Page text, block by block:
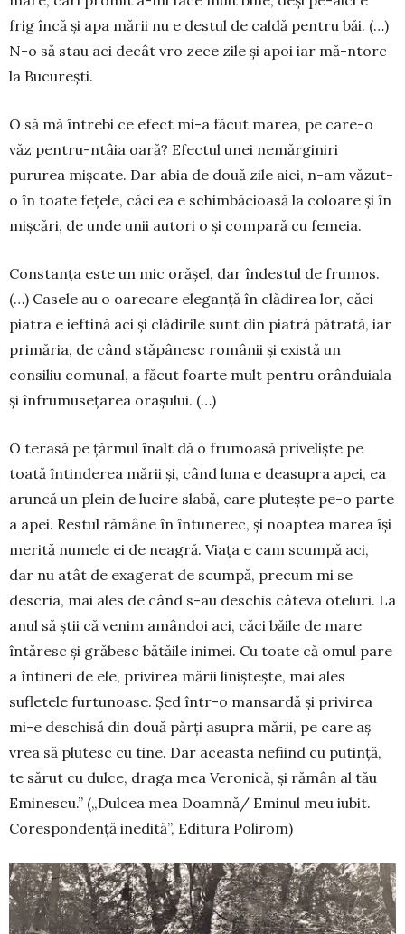
frig încă şi apa mării nu e destul de caldă pentru băi. (…)
N-o să stau aci decât vro zece zile şi apoi iar mă-ntorc
la Bucureşti.
O să mă întrebi ce efect mi-a făcut marea, pe ca­re-o
văz pentru-ntâia oară? Efectul unei ne­măr­gi­niri
pururea mișcate. Dar abia de do­uă zile aici, n-am văzut-
o în toate fețele, căci ea e schimbă­cioa­să la coloare și în
miș­cări, de unde unii autori o și compară cu femeia.
Constanța este un mic orășel, dar în­des­­tul de frumos.
(…) Casele au o oare­ca­re eleganță în clădirea lor, căci
piatra e ieftină aci și clădirile sunt din piatră pă­tra­tă, iar
primăria, de când stăpânesc ro­mânii și există un
consiliu comunal, a fă­cut foarte mult pentru orânduiala
și înfru­musețarea orașului. (…)
O terasă pe ţărmul înalt dă o frumoa­să privelişte pe
toată întinderea mării şi, când luna e deasupra apei, ea
aruncă un plein de lucire slabă, care pluteşte pe-o par­te
a apei. Restul rămâne în întunerec, şi noaptea marea îşi
merită numele ei de neagră. Viaţa e cam scumpă aci,
dar nu atât de exagerat de scumpă, precum mi se
descria, mai ales de când s-au deschis câ­te­va oteluri. La
anul să ştii că venim amân­doi aci, căci băile de mare
întăresc şi grăbesc bătăile inimei. Cu toate că omul pare
a întineri de ele, privirea mării liniş­teşte, mai ales
sufletele furtu­noa­se. Şed într-o mansardă şi privirea
mi-e deschisă din două părţi asupra mării, pe care aş
vrea să plutesc cu tine. Dar aceas­ta ne­fiind cu putinţă,
te sărut cu dulce, draga mea Veronică, şi rămân al tău
Emi­nescu.” („Dulcea mea Doamnă/ Eminul meu iubit.
Corespondență ine­di­tă”, Editura Polirom)